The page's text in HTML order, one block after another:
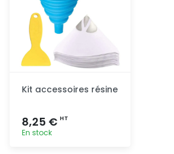
Kit accessoires résine
8,25 € HT
En stock